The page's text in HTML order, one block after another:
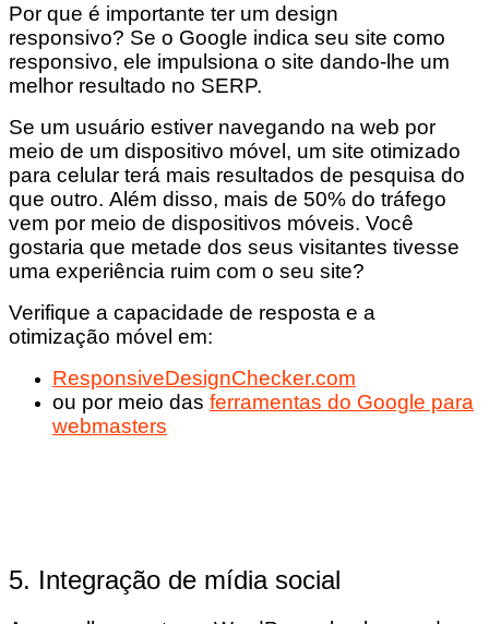
Por que é importante ter um design
responsivo? Se o Google indica seu site como
responsivo, ele impulsiona o site dando-lhe um
melhor resultado no SERP.
Se um usuário estiver navegando na web por
meio de um dispositivo móvel, um site otimizado
para celular terá mais resultados de pesquisa do
que outro. Além disso, mais de 50% do tráfego
vem por meio de dispositivos móveis. Você
gostaria que metade dos seus visitantes tivesse
uma experiência ruim com o seu site?
Verifique a capacidade de resposta e a
otimização móvel em:
ResponsiveDesignChecker.com
ou por meio das ferramentas do Google para
webmasters
5. Integração de mídia social